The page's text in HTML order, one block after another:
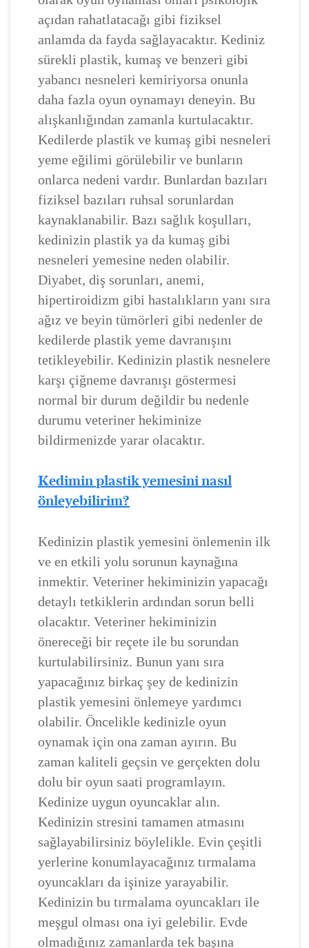
açıdan rahatlatacağı gibi fiziksel
anlamda da fayda sağlayacaktır. Kediniz
sürekli plastik, kumaş ve benzeri gibi
yabancı nesneleri kemiriyorsa onunla
daha fazla oyun oynamayı deneyin. Bu
alışkanlığından zamanla kurtulacaktır.
Kedilerde plastik ve kumaş gibi nesneleri
yeme eğilimi görülebilir ve bunların
onlarca nedeni vardır. Bunlardan bazıları
fiziksel bazıları ruhsal sorunlardan
kaynaklanabilir. Bazı sağlık koşulları,
kedinizin plastik ya da kumaş gibi
nesneleri yemesine neden olabilir.
Diyabet, diş sorunları, anemi,
hipertiroidizm gibi hastalıkların yanı sıra
ağız ve beyin tümörleri gibi nedenler de
kedilerde plastik yeme davranışını
tetikleyebilir. Kedinizin plastik nesnelere
karşı çiğneme davranışı göstermesi
normal bir durum değildir bu nedenle
durumu veteriner hekiminize
bildirmenizde yarar olacaktır.
Kedimin plastik yemesini nasıl
önleyebilirim?
Kedinizin plastik yemesini önlemenin ilk
ve en etkili yolu sorunun kaynağına
inmektir. Veteriner hekiminizin yapacağı
detaylı tetkiklerin ardından sorun belli
olacaktır. Veteriner hekiminizin
önereceği bir reçete ile bu sorundan
kurtulabilirsiniz. Bunun yanı sıra
yapacağınız birkaç şey de kedinizin
plastik yemesini önlemeye yardımcı
olabilir. Öncelikle kedinizle oyun
oynamak için ona zaman ayırın. Bu
zaman kaliteli geçsin ve gerçekten dolu
dolu bir oyun saati programlayın.
Kedinize uygun oyuncaklar alın.
Kedinizin stresini tamamen atmasını
sağlayabilirsiniz böylelikle. Evin çeşitli
yerlerine konumlayacağınız tırmalama
oyuncakları da işinize yarayabilir.
Kedinizin bu tırmalama oyuncakları ile
meşgul olması ona iyi gelebilir. Evde
olmadığınız zamanlarda tek başına